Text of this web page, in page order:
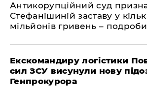
Антикорупційний суд
Стефанішиній заставу у
мільйонів гривень –
Екскомандиру логістики
сил ЗСУ висунули нову
Генпрокурора